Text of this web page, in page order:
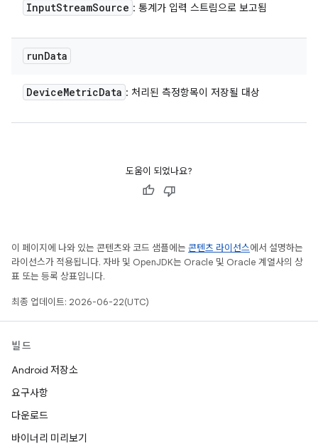
InputStreamSource : 통계가 입력 스트림으로 보고됨
runData
DeviceMetricData : 처리된 측정항목이 저장될 대상
도움이 되었나요?
이 페이지에 나와 있는 콘텐츠와 코드 샘플에는 콘텐츠 라이선스에서 설명하는
라이선스가 적용됩니다. 자바 및 OpenJDK는 Oracle 및 Oracle 계열사의 상
표 또는 등록 상표입니다.
최종 업데이트: 2026-06-22(UTC)
빌드
Android 저장소
요구사항
다운로드
바이너리 미리보기